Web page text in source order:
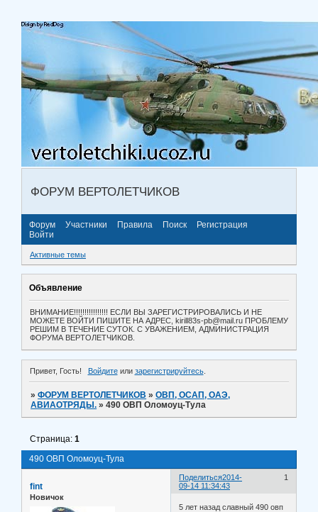
ФОРУМ ВЕРТОЛЕТЧИКОВ
Форум Участники Правила Поиск
Регистрация
Войти
Активные темы
Объявление
ВНИМАНИЕ!!!!!!!!!!!!!!!! ЕСЛИ ВЫ ЗАРЕГИСТРИРОВАЛИСЬ И НЕ
МОЖЕТЕ ВОЙТИ ПИШИТЕ НА АДРЕС, kirill83s-pb@mail.ru ПРОБЛЕМУ
РЕШИМ В ТЕЧЕНИЕ СУТОК. С УВАЖЕНИЕМ, АДМИНИСТРАЦИЯ
ФОРУМА ВЕРТОЛЕТЧИКОВ.
Привет, Гость! Войдитеили зарегистрируйтесь.
»ФОРУМ ВЕРТОЛЕТЧИКОВ »ОВП, ОСАП, ОАЭ,
АВИАОТРЯДЫ. »490 ОВП Оломоуц-Тула
490 ОВП Оломоуц-Тула
Страница:1
Поделиться 1
2014-
09-14 11:34:43
fint
Новичок
5 лет назад славный 490 овп